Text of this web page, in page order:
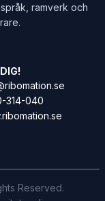
ramverk och
314-040
Reserved.